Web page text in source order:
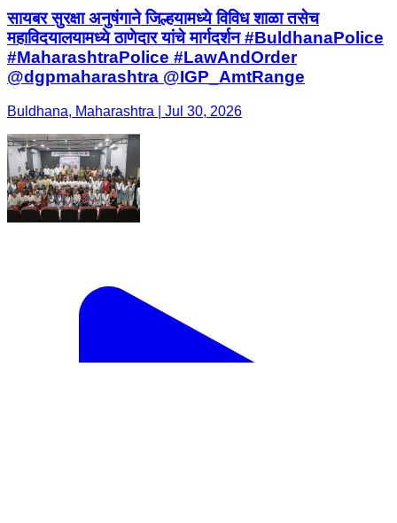
सायबर सुरक्षा अनुषंगाने जिल्हयामध्ये विविध शाळा तसेच
महाविदयालयामध्ये ठाणेदार यांचे मार्गदर्शन #BuldhanaPolice
#MaharashtraPolice #LawAndOrder
@dgpmaharashtra @IGP_AmtRange
Buldhana, Maharashtra | Jul 30, 2026